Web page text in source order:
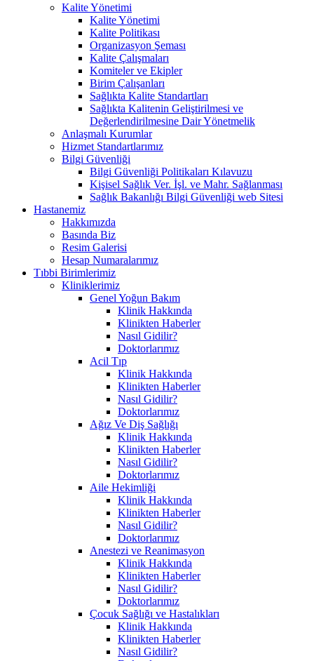
Kalite Yönetimi
Kalite Yönetimi
Kalite Politikası
Organizasyon Şeması
Kalite Çalışmaları
Komiteler ve Ekipler
Birim Çalışanları
Sağlıkta Kalite Standartları
Sağlıkta Kalitenin Geliştirilmesi ve
Değerlendirilmesine Dair Yönetmelik
Anlaşmalı Kurumlar
Hizmet Standartlarımız
Bilgi Güvenliği
Bilgi Güvenliği Politikaları Kılavuzu
Kişisel Sağlık Ver. İşl. ve Mahr. Sağlanması
Sağlık Bakanlığı Bilgi Güvenliği web Sitesi
Hastanemiz
Hakkımızda
Basında Biz
Resim Galerisi
Hesap Numaralarımız
Tıbbi Birimlerimiz
Kliniklerimiz
Genel Yoğun Bakım
Klinik Hakkında
Klinikten Haberler
Nasıl Gidilir?
Doktorlarımız
Acil Tıp
Klinik Hakkında
Klinikten Haberler
Nasıl Gidilir?
Doktorlarımız
Ağız Ve Diş Sağlığı
Klinik Hakkında
Klinikten Haberler
Nasıl Gidilir?
Doktorlarımız
Aile Hekimliği
Klinik Hakkında
Klinikten Haberler
Nasıl Gidilir?
Doktorlarımız
Anestezi ve Reanimasyon
Klinik Hakkında
Klinikten Haberler
Nasıl Gidilir?
Doktorlarımız
Çocuk Sağlığı ve Hastalıkları
Klinik Hakkında
Klinikten Haberler
Nasıl Gidilir?